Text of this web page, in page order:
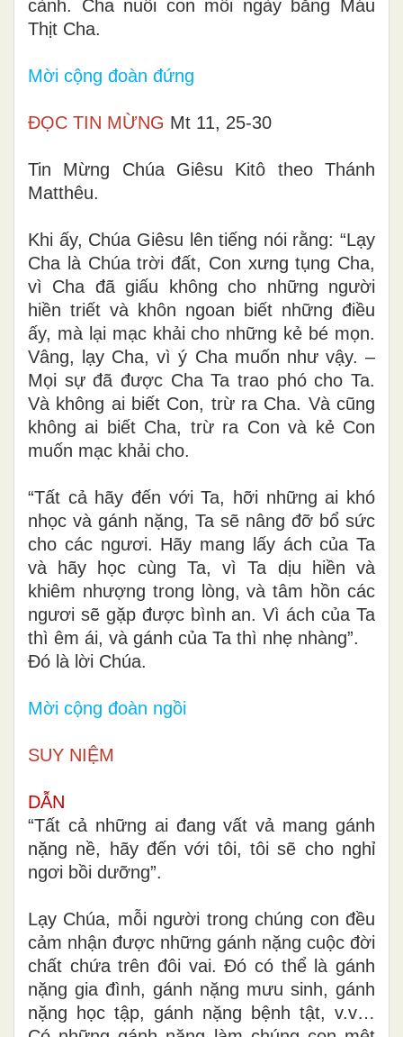
cành. Cha nuôi con mỗi ngày bằng Máu
Thịt Cha.
Mời cộng đoàn đứng
ĐỌC TIN MỪNG Mt 11, 25-30
Tin Mừng Chúa Giêsu Kitô theo Thánh
Matthêu.
Khi ấy, Chúa Giêsu lên tiếng nói rằng: “Lạy
Cha là Chúa trời đất, Con xưng tụng Cha,
vì Cha đã giấu không cho những người
hiền triết và khôn ngoan biết những điều
ấy, mà lại mạc khải cho những kẻ bé mọn.
Vâng, lạy Cha, vì ý Cha muốn như vậy. –
Mọi sự đã được Cha Ta trao phó cho Ta.
Và không ai biết Con, trừ ra Cha. Và cũng
không ai biết Cha, trừ ra Con và kẻ Con
muốn mạc khải cho.
“Tất cả hãy đến với Ta, hỡi những ai khó
nhọc và gánh nặng, Ta sẽ nâng đỡ bổ sức
cho các ngươi. Hãy mang lấy ách của Ta
và hãy học cùng Ta, vì Ta dịu hiền và
khiêm nhượng trong lòng, và tâm hồn các
ngươi sẽ gặp được bình an. Vì ách của Ta
thì êm ái, và gánh của Ta thì nhẹ nhàng”.
Ðó là lời Chúa.
Mời cộng đoàn ngồi
SUY NIỆM
DẪN
“Tất cả những ai đang vất vả mang gánh
nặng nề, hãy đến với tôi, tôi sẽ cho nghỉ
ngơi bồi dưỡng”.
Lạy Chúa, mỗi người trong chúng con đều
cảm nhận được những gánh nặng cuộc đời
chất chứa trên đôi vai. Đó có thể là gánh
nặng gia đình, gánh nặng mưu sinh, gánh
nặng học tập, gánh nặng bệnh tật, v.v…